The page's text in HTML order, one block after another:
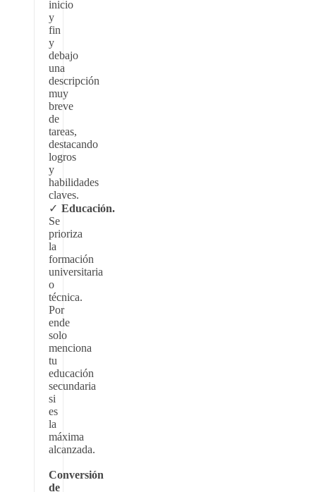
inicio
y
fin
y
debajo
una
descripción
muy
breve
de
tareas,
destacando
logros
y
habilidades
claves.
Educación.
Se
prioriza
la
formación
universitaria
o
técnica.
Por
ende
solo
menciona
tu
educación
secundaria
si
es
la
máxima
alcanzada.
Conversión
de